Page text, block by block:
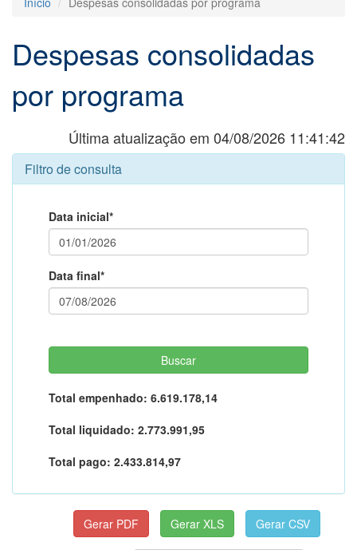
Despesas consolidadas
por programa
Última atualização em 04/08/2026 11:41:42
Filtro de consulta
Data inicial*
Data final*
Total empenhado: 6.619.178,14
Total liquidado: 2.773.991,95
Total pago: 2.433.814,97